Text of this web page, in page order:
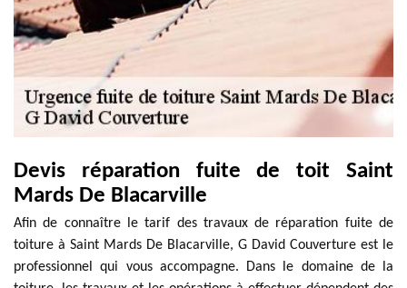
Devis réparation fuite de toit Saint
Mards De Blacarville
Afin de connaître le tarif des travaux de réparation fuite de
toiture à Saint Mards De Blacarville, G David Couverture est le
professionnel qui vous accompagne. Dans le domaine de la